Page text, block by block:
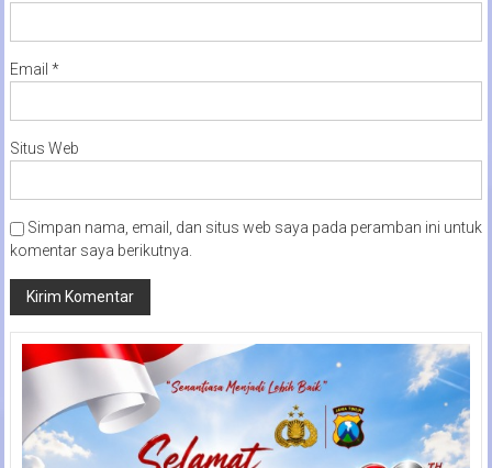
Email *
Situs Web
Simpan nama, email, dan situs web saya pada peramban ini untuk
komentar saya berikutnya.